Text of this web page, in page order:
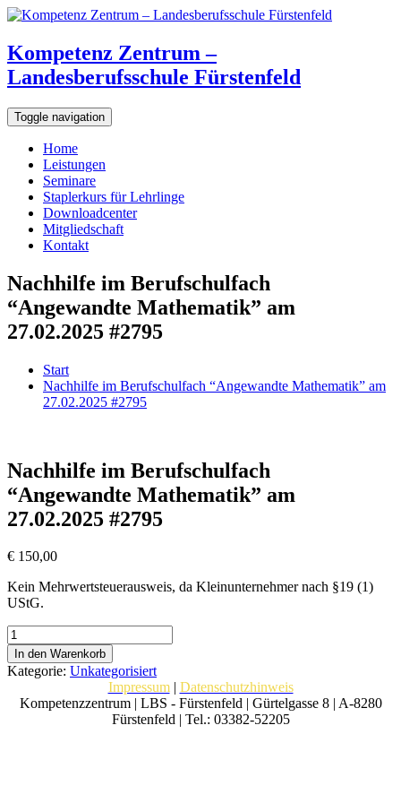
Kompetenz Zentrum –
Landesberufsschule Fürstenfeld
Toggle navigation
Home
Leistungen
Seminare
Staplerkurs für Lehrlinge
Downloadcenter
Mitgliedschaft
Kontakt
Nachhilfe im Berufschulfach
“Angewandte Mathematik” am
27.02.2025 #2795
Start
Nachhilfe im Berufschulfach “Angewandte Mathematik” am
27.02.2025 #2795
Nachhilfe im Berufschulfach
“Angewandte Mathematik” am
27.02.2025 #2795
€ 150,00
Kein Mehrwertsteuerausweis, da Kleinunternehmer nach §19 (1)
UStG.
Nachhilfe
im
Berufschulfach
“Angewandte
Mathematik”
am
In den Warenkorb
Kategorie: Unkategorisiert
Impressum| Datenschutzhinweis
Kompetenzzentrum | LBS - Fürstenfeld | Gürtelgasse 8 | A-8280
Fürstenfeld | Tel.: 03382-52205